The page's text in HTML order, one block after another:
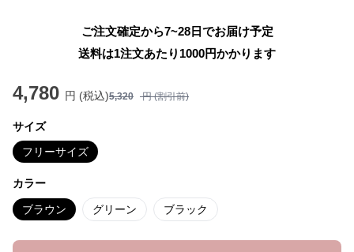
ご注文確定から7~28日でお届け予定
送料は1注文あたり 1000円かかります
4,780 円 (税込)5,320 円 (割引前)
サイズ
フリーサイズ
カラー
ブラウン グリーン ブラック